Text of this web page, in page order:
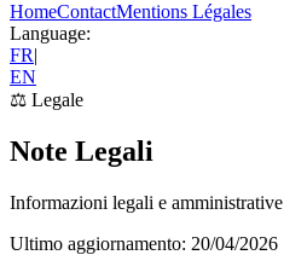
HomeContactMentions Légales
Language:
FR|
EN
⚖️ Legale
Note Legali
Informazioni legali e amministrative
Ultimo aggiornamento: 20/04/2026